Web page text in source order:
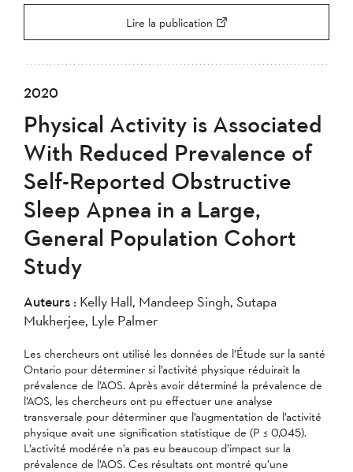
Lire la publication
2020
Physical Activity is Associated
With Reduced Prevalence of
Self-Reported Obstructive
Sleep Apnea in a Large,
General Population Cohort
Study
Auteurs : Kelly Hall, Mandeep Singh, Sutapa
Mukherjee, Lyle Palmer
Les chercheurs ont utilisé les données de l’Étude sur la santé
Ontario pour déterminer si l’activité physique réduirait la
prévalence de l’AOS. Après avoir déterminé la prévalence de
l’AOS, les chercheurs ont pu effectuer une analyse
transversale pour déterminer que l’augmentation de l’activité
physique avait une signification statistique de (P ≤ 0,045).
L’activité modérée n’a pas eu beaucoup d’impact sur la
prévalence de l’AOS. Ces résultats ont montré qu’une